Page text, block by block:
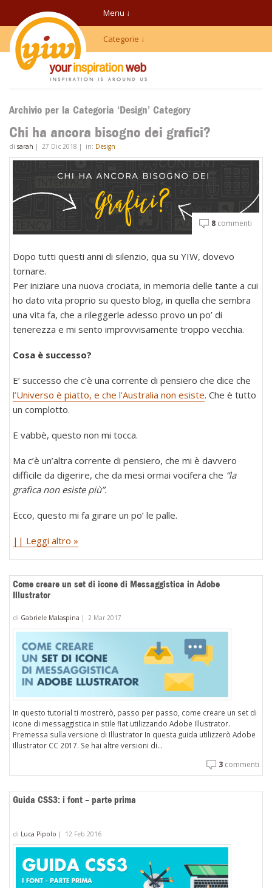
Menu ↓
Categorie ↓
Archivio per la Categoria ‘Design’ Category
Chi ha ancora bisogno dei grafici?
di sarah | 27 Dic 2018 | in: Design
8 commenti
Dopo tutti questi anni di silenzio, qua su YIW, dovevo
tornare.
Per iniziare una nuova crociata, in memoria delle tante a cui
ho dato vita proprio su questo blog, in quella che sembra
una vita fa, che a rileggerle adesso provo un po’ di
tenerezza e mi sento improvvisamente troppo vecchia.
Cosa è successo?
E’ successo che c’è una corrente di pensiero che dice che
l’Universo è piatto, e che l’Australia non esiste. Che è tutto
un complotto.
E vabbè, questo non mi tocca.
Ma c’è un’altra corrente di pensiero, che mi è davvero
difficile da digerire, che da mesi ormai vocifera che “la
grafica non esiste più”.
Ecco, questo mi fa girare un po’ le palle.
|| Leggi altro »
Come creare un set di icone di Messaggistica in Adobe
Illustrator
di Gabriele Malaspina | 2 Mar 2017
In questo tutorial ti mostrerò, passo per passo, come creare un set di
icone di messaggistica in stile flat utilizzando Adobe Illustrator.
Premessa sulla versione di Illustrator In questa guida utilizzerò Adobe
Illustrator CC 2017. Se hai altre versioni di...
3 commenti
Guida CSS3: i font – parte prima
di Luca Pipolo | 12 Feb 2016